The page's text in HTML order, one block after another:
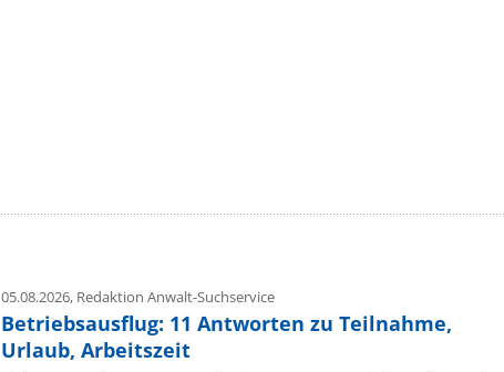
05.08.2026,Redaktion Anwalt-Suchservice
Betriebsausflug: 11 Antworten zu Teilnahme,
Urlaub, Arbeitszeit